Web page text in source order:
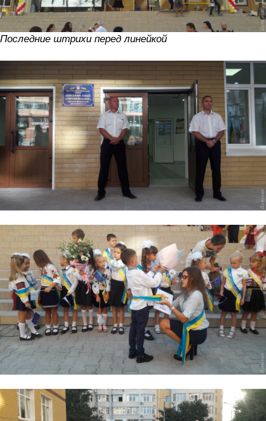
Последние штрихи перед линейкой